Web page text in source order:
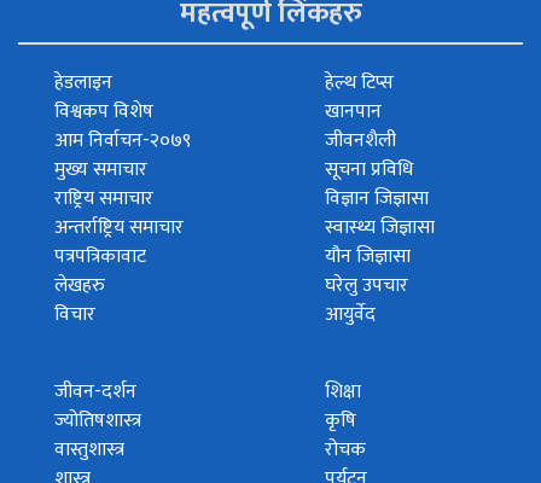
महत्वपूर्ण लिंकहरु
हेडलाइन
विश्वकप विशेष
आम निर्वाचन-२०७९
मुख्य समाचार
राष्ट्रिय समाचार
अन्तर्राष्ट्रिय समाचार
पत्रपत्रिकावाट
लेखहरु
विचार
हेल्थ टिप्स
खानपान
जीवनशैली
सूचना प्रविधि
विज्ञान जिज्ञासा
स्वास्थ्य जिज्ञासा
यौन जिज्ञासा
घरेलु उपचार
आयुर्वेद
जीवन-दर्शन
ज्योतिषशास्त्र
वास्तुशास्त्र
शिक्षा
कृषि
रोचक